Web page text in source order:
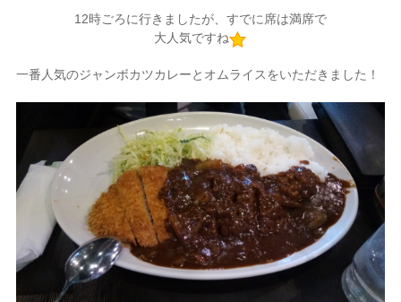
12時ごろに行きましたが、すでに席は満席で
大人気ですね
一番人気のジャンボカツカレーとオムライスをいただきました！